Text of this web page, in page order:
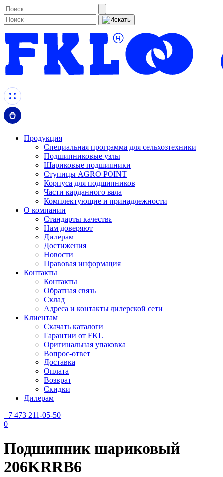
Продукция
Специальная программа для сельхозтехники
Подшипниковые узлы
Шариковые подшипники
Ступицы AGRO POINT
Корпуса для подшипников
Части карданного вала
Комплектующие и принадлежности
О компании
Стандарты качества
Нам доверяют
Дилерам
Достижения
Новости
Правовая информация
Контакты
Контакты
Обратная связь
Склад
Адреса и контакты дилерской сети
Клиентам
Скачать каталоги
Гарантии от FKL
Оригинальная упаковка
Вопрос-ответ
Доставка
Оплата
Возврат
Скидки
Дилерам
+7 473 211-05-50
0
Подшипник шариковый
206KRRB6